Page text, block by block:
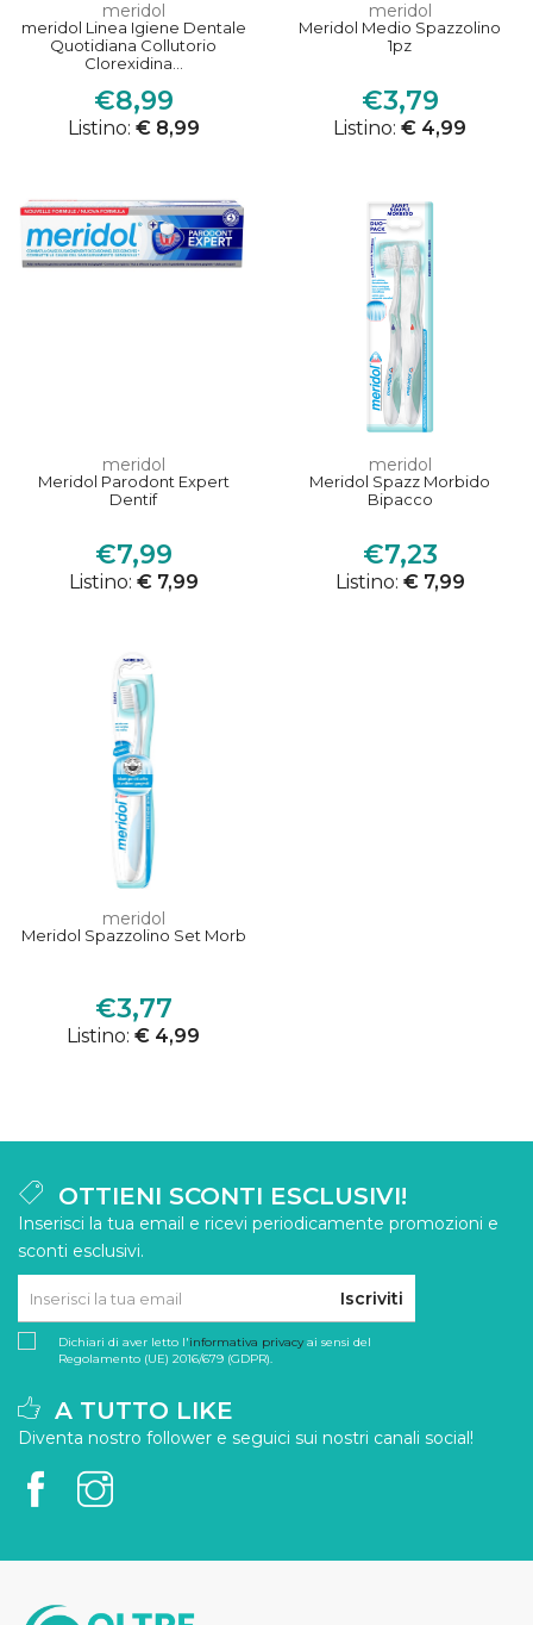
meridol
meridol Linea Igiene Dentale
Quotidiana Collutorio
Clorexidina...
€8,99
Listino: € 8,99
meridol
Meridol Medio Spazzolino
1pz
€3,79
Listino: € 4,99
meridol
Meridol Parodont Expert
Dentif
€7,99
Listino: € 7,99
meridol
Meridol Spazz Morbido
Bipacco
€7,23
Listino: € 7,99
meridol
Meridol Spazzolino Set Morb
€3,77
Listino: € 4,99
OTTIENI SCONTI ESCLUSIVI!
Inserisci la tua email e ricevi periodicamente promozioni e
sconti esclusivi.
Iscriviti
Dichiari di aver letto l'informativa privacyai sensi del
Regolamento (UE) 2016/679 (GDPR).
A TUTTO LIKE
Diventa nostro follower e seguici sui nostri canali social!